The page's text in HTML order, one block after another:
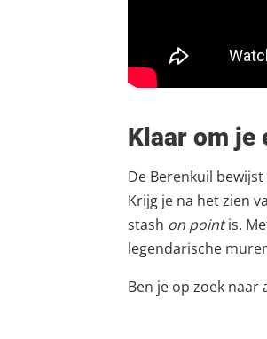
Klaar om je
De Berenkuil
Krijg je na het zien
stash on pointis.
legendarische
Ben je op zoek